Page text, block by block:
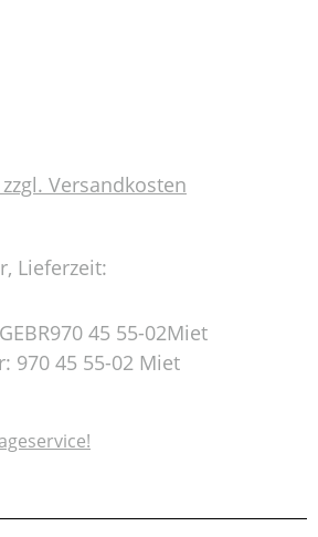
Versandkosten
Lieferzeit:
GEBR970 45 55-02Miet
970 45 55-02 Miet